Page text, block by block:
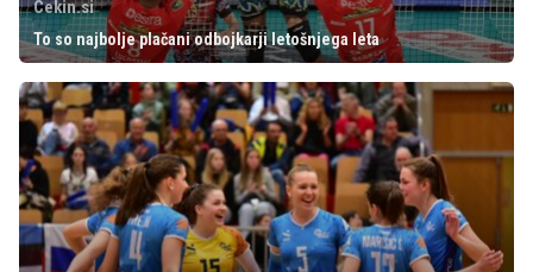
Cekin.si
To so najbolje plačani odbojkarji letošnjega leta